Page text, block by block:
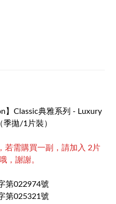
】Classic典雅系列 - Luxury
季拋/1片裝）
若需購買一副，請加入 2片
，謝謝。
第022974號
第025321號